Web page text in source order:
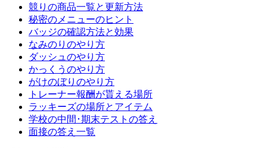
競りの商品一覧と更新方法
秘密のメニューのヒント
バッジの確認方法と効果
なみのりのやり方
ダッシュのやり方
かっくうのやり方
がけのぼりのやり方
トレーナー報酬が貰える場所
ラッキーズの場所とアイテム
学校の中間･期末テストの答え
面接の答え一覧